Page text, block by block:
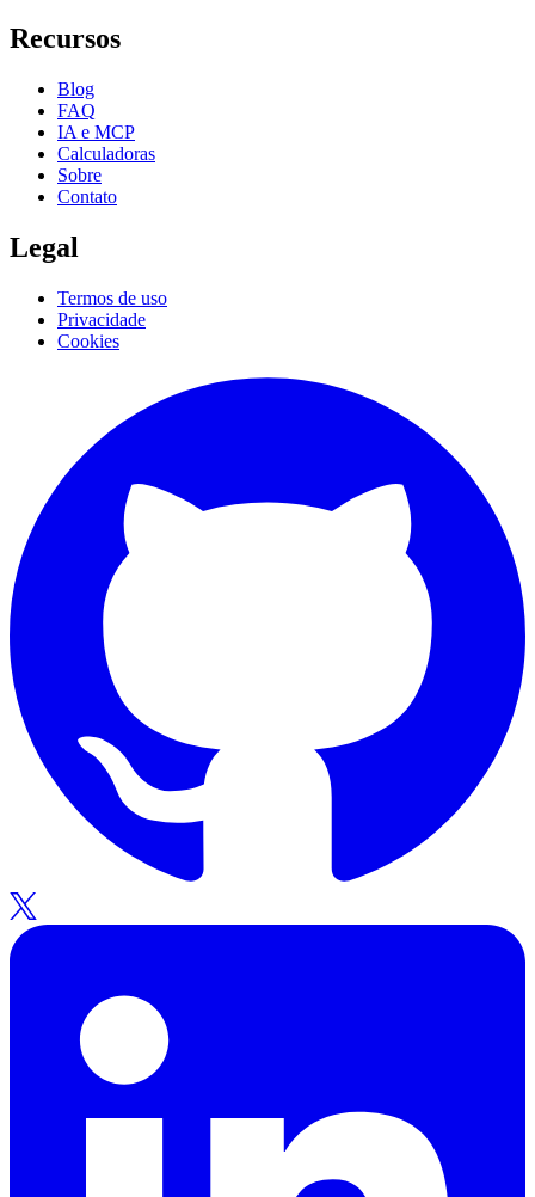
Recursos
Blog
FAQ
IA e MCP
Calculadoras
Sobre
Contato
Legal
Termos de uso
Privacidade
Cookies